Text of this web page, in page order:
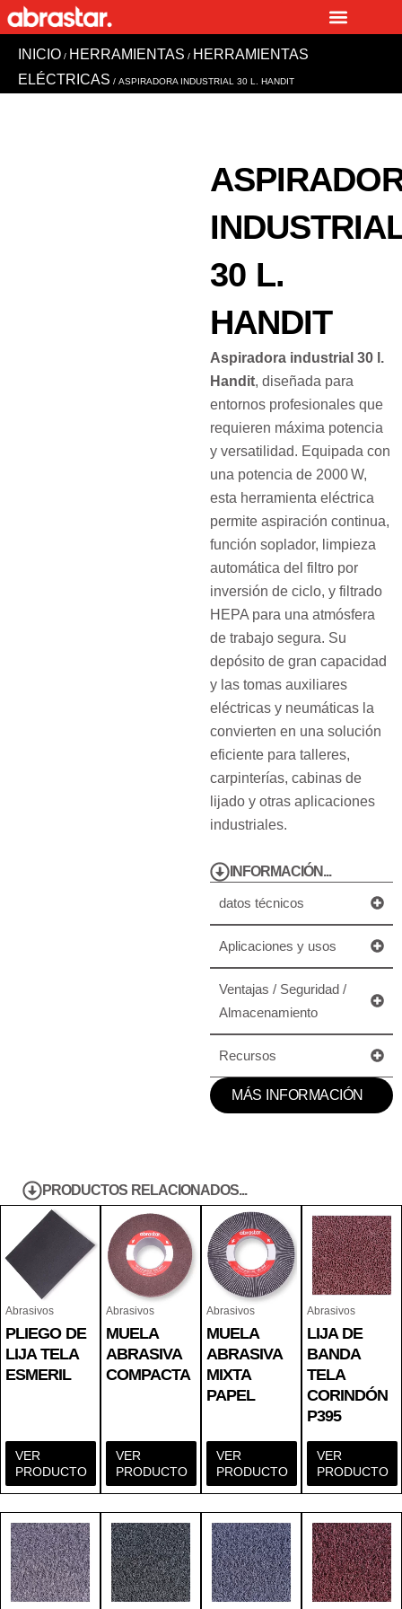
al
contenido
INICIO / HERRAMIENTAS / HERRAMIENTAS
ELÉCTRICAS / ASPIRADORA INDUSTRIAL 30 L. HANDIT
30 L.
HANDIT
Aspiradora industrial 30 l.
Handit, diseñada para
entornos profesionales que
requieren máxima potencia
y versatilidad. Equipada con
una potencia de 2000 W,
esta herramienta eléctrica
permite aspiración continua,
función soplador, limpieza
automática del filtro por
inversión de ciclo, y filtrado
HEPA para una atmósfera
de trabajo segura. Su
depósito de gran capacidad
y las tomas auxiliares
eléctricas y neumáticas la
convierten en una solución
eficiente para talleres,
carpinterías, cabinas de
lijado y otras aplicaciones
industriales.
INFORMACIÓN...
datos técnicos
Aplicaciones y usos
Ventajas / Seguridad /
Almacenamiento
Recursos
MÁS INFORMACIÓN
PRODUCTOS RELACIONADOS...
Abrasivos
PLIEGO DE
LIJA TELA
ESMERIL
VER
PRODUCTO
Abrasivos
MUELA
ABRASIVA
COMPACTA
VER
PRODUCTO
Abrasivos
MUELA
ABRASIVA
MIXTA
PAPEL
VER
PRODUCTO
Abrasivos
LIJA DE
BANDA
TELA
CORINDÓN
P395
VER
PRODUCTO